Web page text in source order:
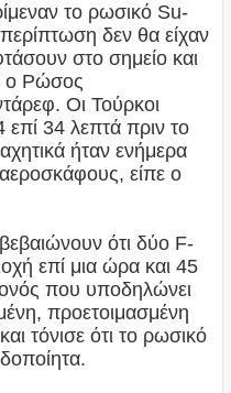
το ρωσικό Su-
δεν θα είχαν
στο σημείο και
ο Ρώσος
Οι Τούρκοι
34 λεπτά πριν το
ήταν ενήμερα
είπε ο
ότι δύο F-
επί μια ώρα και 45
που υποδηλώνει
προετοιμασμένη
τόνισε ότι το ρωσικό